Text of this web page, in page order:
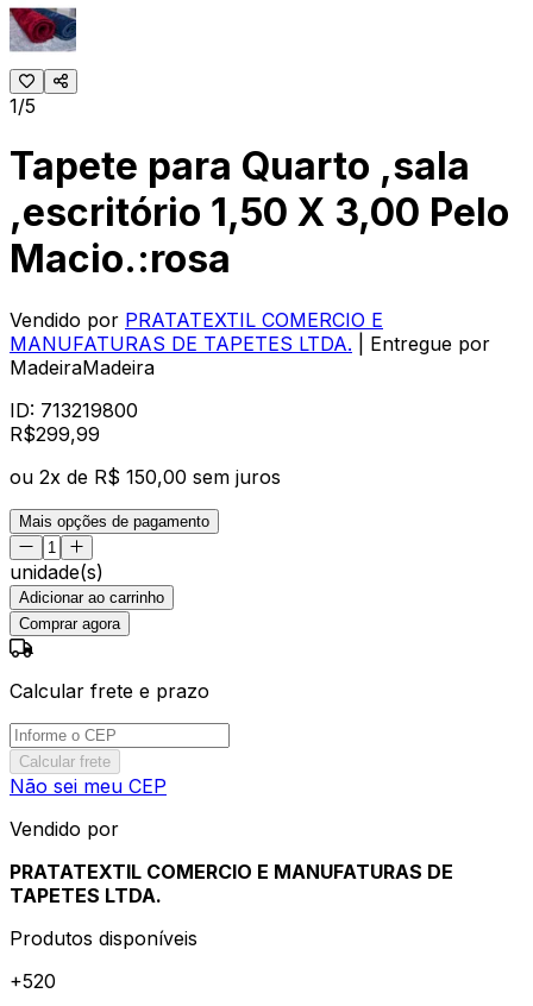
1/5
Tapete para Quarto ,sala
,escritório 1,50 X 3,00 Pelo
Macio.:rosa
Vendido por PRATATEXTIL COMERCIO E
MANUFATURAS DE TAPETES LTDA.
| Entregue por
MadeiraMadeira
ID: 713219800
R$299,99
ou 2x de R$ 150,00 sem juros
Mais opções de pagamento
unidade(s)
Adicionar ao carrinho
Comprar agora
Calcular frete e prazo
Calcular frete
Não sei meu CEP
Vendido por
PRATATEXTIL COMERCIO E MANUFATURAS DE
TAPETES LTDA.
Produtos disponíveis
+520